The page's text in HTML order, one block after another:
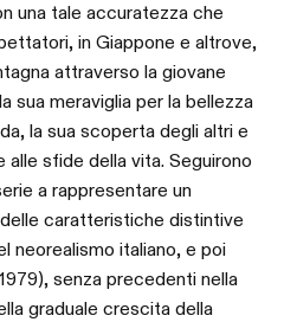
una tale accuratezza che
in Giappone e altrove,
attraverso la giovane
sua meraviglia per la bellezza
la sua scoperta degli altri e
alle sfide della vita. Seguirono
a rappresentare un
caratteristiche distintive
neorealismo italiano, e poi
senza precedenti nella
graduale crescita della